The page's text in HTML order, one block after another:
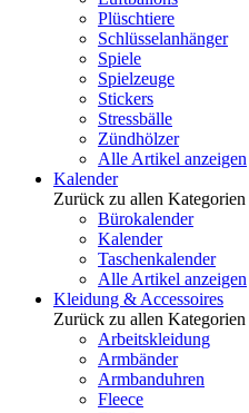
Plüschtiere
Schlüsselanhänger
Spiele
Spielzeuge
Stickers
Stressbälle
Zündhölzer
Alle Artikel anzeigen
Kalender
Zurück zu allen Kategorien
Bürokalender
Kalender
Taschenkalender
Alle Artikel anzeigen
Kleidung & Accessoires
Zurück zu allen Kategorien
Arbeitskleidung
Armbänder
Armbanduhren
Fleece